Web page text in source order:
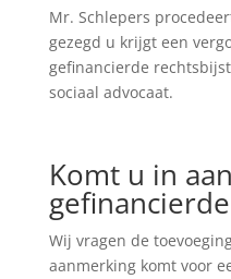
Mr. Schlepers
gezegd u krijgt een
gefinancierde
sociaal advocaat.
Komt u in
Wij vragen de
aanmerking komt voor